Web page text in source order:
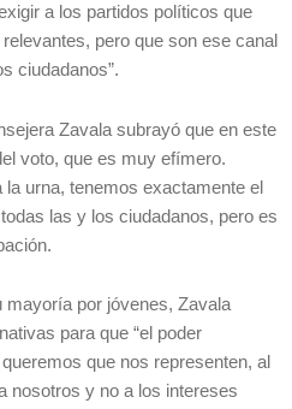
a los partidos políticos que
pero que son ese canal
ciudadanos”.
Zavala subrayó que en este
voto, que es muy efímero.
urna, tenemos exactamente el
las y los ciudadanos, pero es
por jóvenes, Zavala
para que “el poder
que nos representen, al
nosotros y no a los intereses